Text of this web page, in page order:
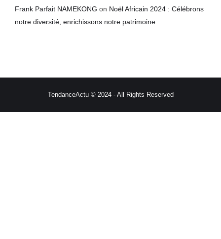
Frank Parfait NAMEKONG on Noël Africain 2024 : Célébrons
notre diversité, enrichissons notre patrimoine
TendanceActu © 2024 - All Rights Reserved